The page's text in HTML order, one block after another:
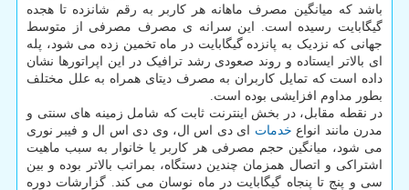
باشد که میانگین مصرف ماهانه هر کاربر به رقم شانزده تا هجده
گیگابایت رسیده است. این سرانه ی مصرف مصرفی از متوسط
جهانی که نزدیک به پانزده گیگابایت در ماه تخمین زده می شود، پله
ای بالاتر ایستاده و روند صعودی رشد ترافیک در این اپراتورها نشان
داده است که تمایل کاربران به مصرف دیتای همراه به علل مختلف
بطور مداوم افزایشی بوده است.
در نقطه مقابل، در بخش اینترنت ثابت که شامل زمینه های سنتی و
مدرن مانند انواع خدمات ای دی اس ال، وی دی اس ال و فیبر نوری
می شود، میانگین حجم مصرفی هر کاربر یا خانوار به سبب ماهیت
اشتراکی و اتصال همزمان چندین دستگاه، بمراتب بالاتر بوده و بین
سی و پنج تا پنجاه گیگابایت در ماه نوسان می کند. گزارشات دوره